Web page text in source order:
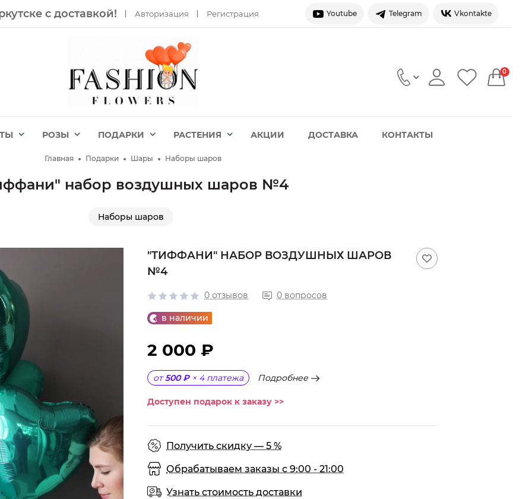
с доставкой! Авторизация Регистрация Youtube Telegram Vkontakte
0
РОЗЫ ПОДАРКИ РАСТЕНИЯ АКЦИИ ДОСТАВКА КОНТАКТЫ
Главная Подарки Шары Наборы шаров
набор воздушных шаров №4
Наборы шаров
"ТИФФАНИ" НАБОР ВОЗДУШНЫХ ШАРОВ
№4
0 отзывов 0 вопросов
в наличии
2 000 ₽
от 500 ₽ × 4 платежа Подробнее
Доступен подарок к заказу >>
Получить скидку — 5 %
Обрабатываем заказы с 9:00 - 21:00
Узнать стоимость доставки